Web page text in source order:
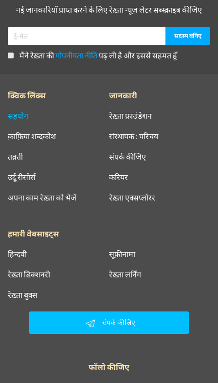
नई जानकारियाँ प्राप्त करने के लिए रेख़्ता न्यूज़ लेटर सब्स्क्राइब कीजिए
मैंने रेख़्ता कीगोपनीयता नीतिपढ़ ली है और इससे सहमत हूँ
क्विक लिंक्स
सहयोग
क़ाफ़िया शब्दकोश
तक़्ती
उर्दू रीसोर्स
अपना काम रेख़्ता को भेजें
जानकारी
रेख़्ता फ़ाउंडेशन
संस्थापक : परिचय
संपर्क कीजिए
करियर
रेख़्ता एक्सप्लोरर
हमारी वेबसाइट्स
हिन्दवी सूफ़ीनामा
रेख़्ता डिक्शनरी रेख़्ता लर्निंग
रेख़्ता बुक्स
संपर्क कीजिए
फॉलो कीजिए